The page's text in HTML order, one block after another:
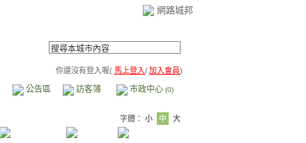
網路城邦
你還沒有登入喔( 馬上登入/ 加入會員)
公告區 訪客簿 市政中心 (0)
字體： 小 中 大